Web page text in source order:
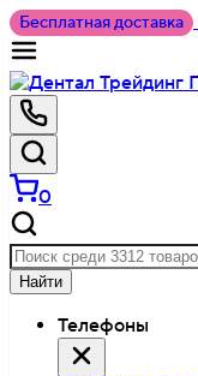
Бесплатная доставка
0
Найти
Телефоны